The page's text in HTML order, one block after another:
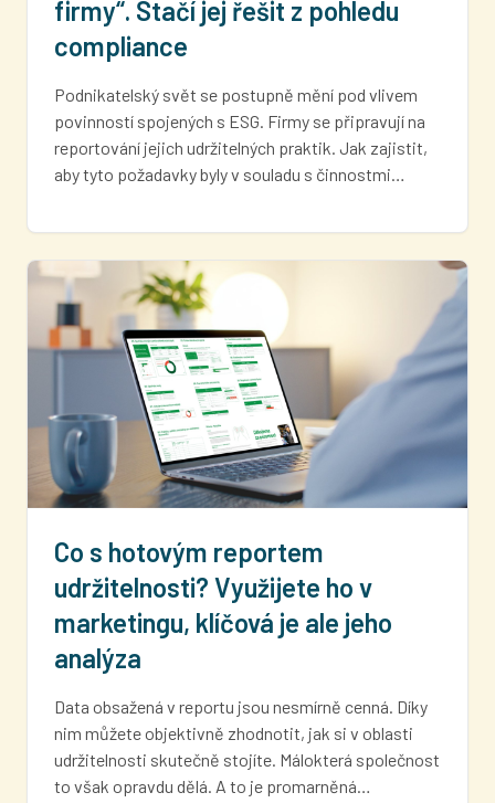
firmy“. Stačí jej řešit z pohledu
compliance
Podnikatelský svět se postupně mění pod vlivem
povinností spojených s ESG. Firmy se připravují na
reportování jejich udržitelných praktik. Jak zajistit,
aby tyto požadavky byly v souladu s činnostmi…
Co s hotovým reportem
udržitelnosti? Využijete ho v
marketingu, klíčová je ale jeho
analýza
Data obsažená v reportu jsou nesmírně cenná. Díky
nim můžete objektivně zhodnotit, jak si v oblasti
udržitelnosti skutečně stojíte. Málokterá společnost
to však opravdu dělá. A to je promarněná…